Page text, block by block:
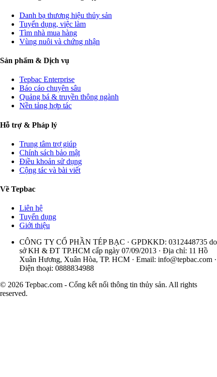
Danh bạ thương hiệu thủy sản
Tuyển dụng, việc làm
Tìm nhà mua hàng
Vùng nuôi và chứng nhận
Sản phẩm & Dịch vụ
Tepbac Enterprise
Báo cáo chuyên sâu
Quảng bá & truyền thông ngành
Nền tảng hợp tác
Hỗ trợ & Pháp lý
Trung tâm trợ giúp
Chính sách bảo mật
Điều khoản sử dụng
Cộng tác và bài viết
Về Tepbac
Liên hệ
Tuyển dụng
Giới thiệu
CÔNG TY CỔ PHẦN TÉP BẠC · GPDKKD: 0312448735 do
sở KH & ĐT TP.HCM cấp ngày 07/09/2013 · Địa chỉ: 11 Hồ
Xuân Hương, Xuân Hòa, TP. HCM · Email: info@tepbac.com ·
Điện thoại: 0888834988
© 2026 Tepbac.com - Cổng kết nối thông tin thủy sản. All rights
reserved.